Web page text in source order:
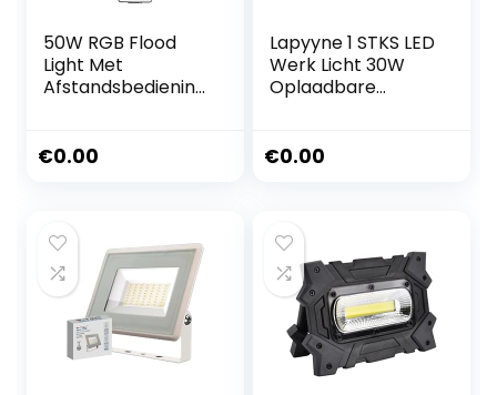
50W RGB Flood
Light Met
Afstandsbediening
Outdoor Flood
€0.00
Lapyyne 1 STKS LED
Werk Licht 30W
Oplaadbare
Noodverlichting
€0.00